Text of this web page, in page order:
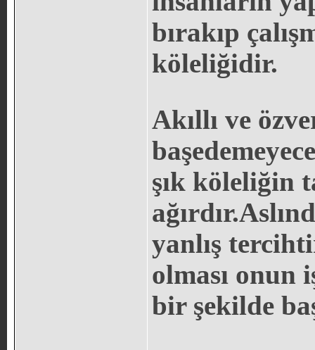
bırakıp
köleliğidir.
Akıllı ve
şık köleliğin
yanlış
olması onun
bir şekilde